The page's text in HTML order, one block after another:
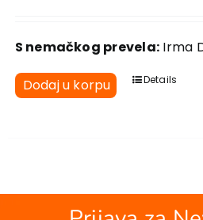
S nemačkog prevela: Irma
Dodaj u korpu Details